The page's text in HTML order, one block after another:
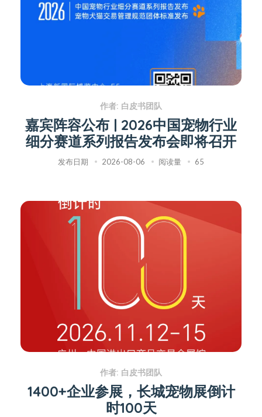
作者: 白皮书团队
嘉宾阵容公布 | 2026中国宠物行业
细分赛道系列报告发布会即将召开
发布日期 2026-08-06 阅读量 65
作者: 白皮书团队
1400+企业参展，长城宠物展倒计
时100天